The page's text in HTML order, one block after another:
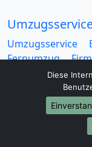
Umzugsservice
Fernumzug
Mini Umzug
Seniorenumzug
Entrümpelung
Möbellift
Diese